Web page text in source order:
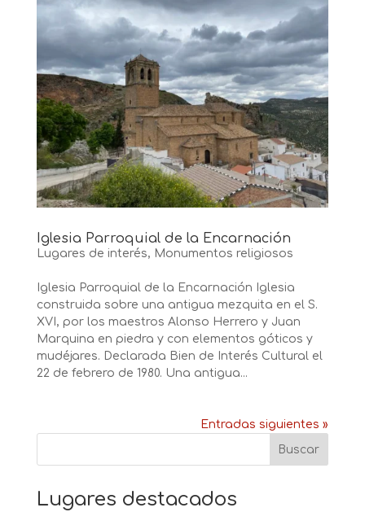
Iglesia Parroquial de la Encarnación
Lugares de interés, Monumentos religiosos
Iglesia Parroquial de la Encarnación Iglesia
construida sobre una antigua mezquita en el S.
XVI, por los maestros Alonso Herrero y Juan
Marquina en piedra y con elementos góticos y
mudéjares. Declarada Bien de Interés Cultural el
22 de febrero de 1980. Una antigua...
Entradas siguientes »
Buscar
Lugares destacados